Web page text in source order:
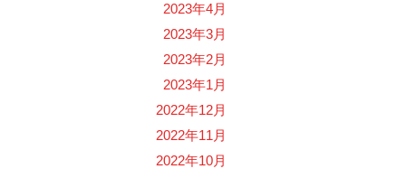
2023年4月
2023年3月
2023年2月
2023年1月
2022年12月
2022年11月
2022年10月